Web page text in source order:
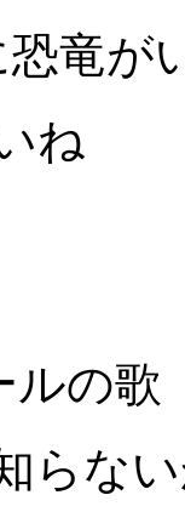
竜が
いね
の歌
らな